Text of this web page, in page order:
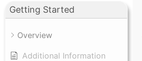
Getting Started
Overview
Additional Information